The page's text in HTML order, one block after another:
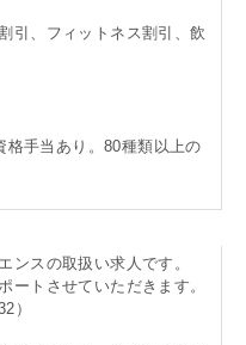
引、フィットネス割引、飲
格手当あり。80種類以上の
ンスの取扱い求人です。
ートさせていただきます。
）